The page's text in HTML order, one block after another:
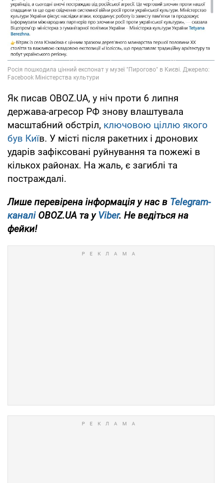
Як писав OBOZ.UA, у ніч проти 6 липня
держава-агресор РФ знову влаштувала
масштабний обстріл, ключовою ціллю якого
був Київ. У місті після ракетних і дронових
ударів зафіксовані руйнування та пожежі в
кількох районах. На жаль, є загиблі та
постраждалі.
Лише перевірена інформація у нас в Telegram-
каналіOBOZ.UA та уViber. Не ведіться на
фейки!